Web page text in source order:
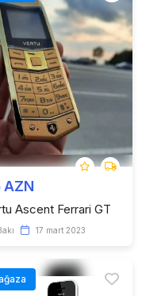
AZN
Ascent Ferrari GT
17 mart 2023